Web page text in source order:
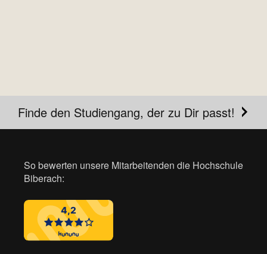
Finde den Studiengang, der zu Dir passt!
So bewerten unsere Mitarbeitenden die Hochschule
Biberach: